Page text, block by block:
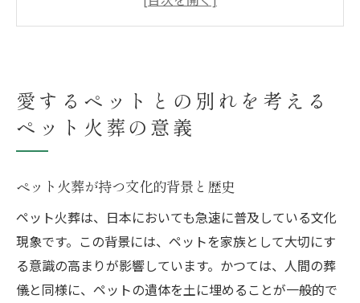
ペット火葬の選択が未来にもたらす影響
ペット火葬で心に残る感謝の儀式
心を込めたペット火葬のプランニング
感謝の気持ちを表す火葬時の小さな心遣い
家族と共有するペット火葬のセレモニー
思い出を形にするためのペット火葬の工夫
ペット火葬後の感謝の気持ちの伝え方
愛するペットとの別れを考える
ペット火葬の意義
ペット火葬が持つ文化的背景と歴史
ペット火葬は、日本においても急速に普及している文化
現象です。この背景には、ペットを家族として大切にす
る意識の高まりが影響しています。かつては、人間の葬
儀と同様に、ペットの遺体を土に埋めることが一般的で